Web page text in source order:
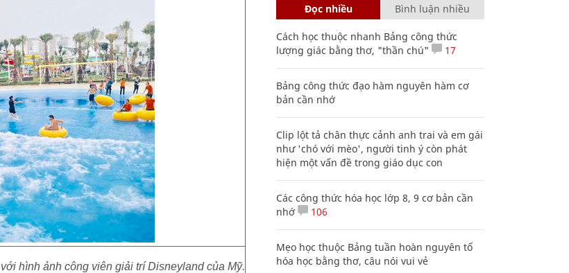
hình ảnh công viên giải trí Disneyland của Mỹ.
Đọc nhiều Bình luận nhiều
Cách học thuộc nhanh Bảng công thức
lượng giác bằng thơ, "thần chú"
17
Bảng công thức đạo hàm nguyên hàm cơ
bản cần nhớ
Clip lột tả chân thực cảnh anh trai và em gái
như 'chó với mèo', người tinh ý còn phát
hiện một vấn đề trong giáo dục con
Các công thức hóa học lớp 8, 9 cơ bản cần
nhớ
106
Mẹo học thuộc Bảng tuần hoàn nguyên tố
hóa học bằng thơ, câu nói vui vẻ